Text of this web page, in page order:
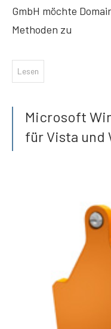
GmbH möchte
Methoden zu
Lesen
Microsoft
für Vista und